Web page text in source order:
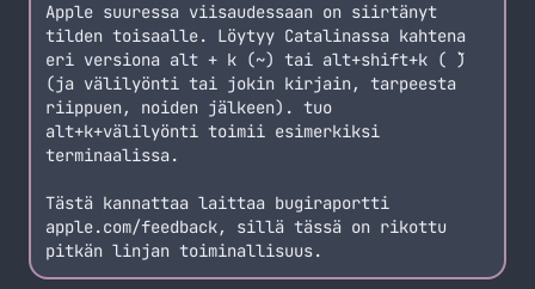
Apple suuressa viisaudessaan on siirtänyt
tilden toisaalle. Löytyy Catalinassa kahtena
eri versiona alt + k (~) tai alt+shift+k ( ̃)
(ja välilyönti tai jokin kirjain, tarpeesta
riippuen, noiden jälkeen). tuo
alt+k+välilyönti toimii esimerkiksi
terminaalissa.
Tästä kannattaa laittaa bugiraportti
apple.com/feedback, sillä tässä on rikottu
pitkän linjan toiminallisuus.